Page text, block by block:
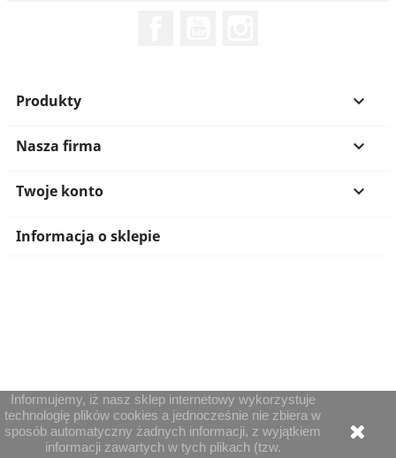
Produkty 
Nasza firma 
Twoje konto 
Informacja o sklepie
Informujemy, iż nasz sklep internetowy wykorzystuje
technologię plików cookies a jednocześnie nie zbiera w
sposób automatyczny żadnych informacji, z wyjątkiem
informacji zawartych w tych plikach (tzw.